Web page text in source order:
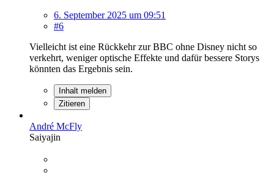
6. September 2025 um 09:51
#6
Vielleicht ist eine Rückkehr zur BBC ohne Disney nicht so
verkehrt, weniger optische Effekte und dafür bessere Storys
könnten das Ergebnis sein.
Inhalt melden
Zitieren
André McFly
Saiyajin